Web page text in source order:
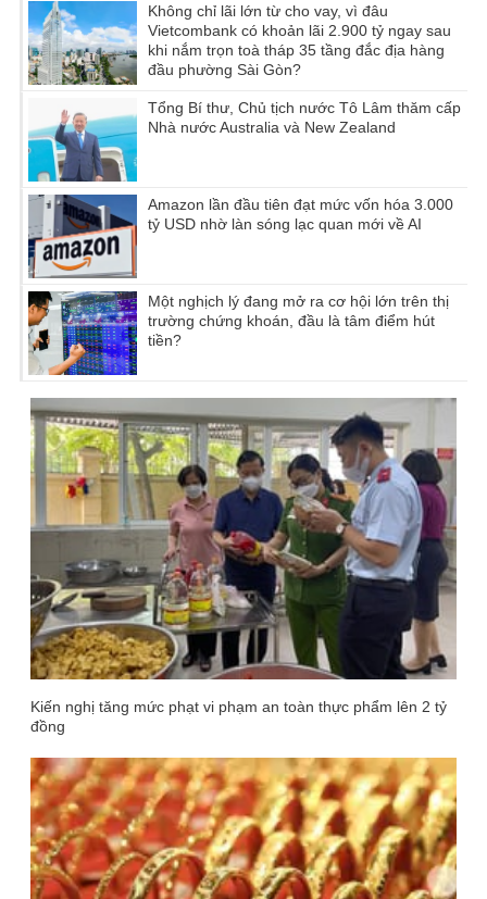
Không chỉ lãi lớn từ cho vay, vì đâu
Vietcombank có khoản lãi 2.900 tỷ ngay sau
khi nắm trọn toà tháp 35 tầng đắc địa hàng
đầu phường Sài Gòn?
Tổng Bí thư, Chủ tịch nước Tô Lâm thăm cấp
Nhà nước Australia và New Zealand
Amazon lần đầu tiên đạt mức vốn hóa 3.000
tỷ USD nhờ làn sóng lạc quan mới về AI
Một nghịch lý đang mở ra cơ hội lớn trên thị
trường chứng khoán, đầu là tâm điểm hút
tiền?
Kiến nghị tăng mức phạt vi phạm an toàn thực phẩm lên 2 tỷ
đồng